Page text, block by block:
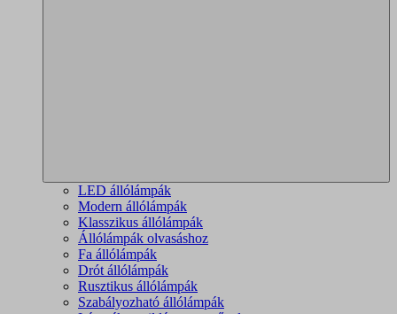
LED állólámpák
Modern állólámpák
Klasszikus állólámpák
Állólámpák olvasáshoz
Fa állólámpák
Drót állólámpák
Rusztikus állólámpák
Szabályozható állólámpák